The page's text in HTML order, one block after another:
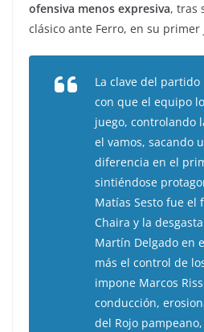
ofensiva menos expresiva, tras
clásico ante Ferro, en su
La clave del
con que el equipo
juego, controlando
el vamos, sacando
diferencia en el
sintiéndose
Matías Sesto fue el
Chaira y la
Martín Delgado en
más el control de
impone Marcos
conducción,
del Rojo